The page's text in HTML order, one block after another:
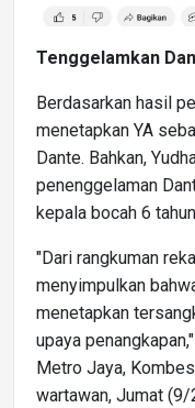
Tenggelamkan
Berdasarkan hasil
menetapkan YA
Dante. Bahkan,
penenggelaman
kepala bocah 6
"Dari rangkuman
menyimpulkan
menetapkan
upaya
Metro Jaya,
wartawan, Jumat